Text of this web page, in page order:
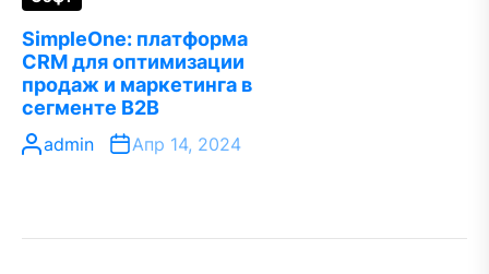
SimpleOne: платформа
CRM для оптимизации
продаж и маркетинга в
сегменте B2B
admin Апр 14, 2024